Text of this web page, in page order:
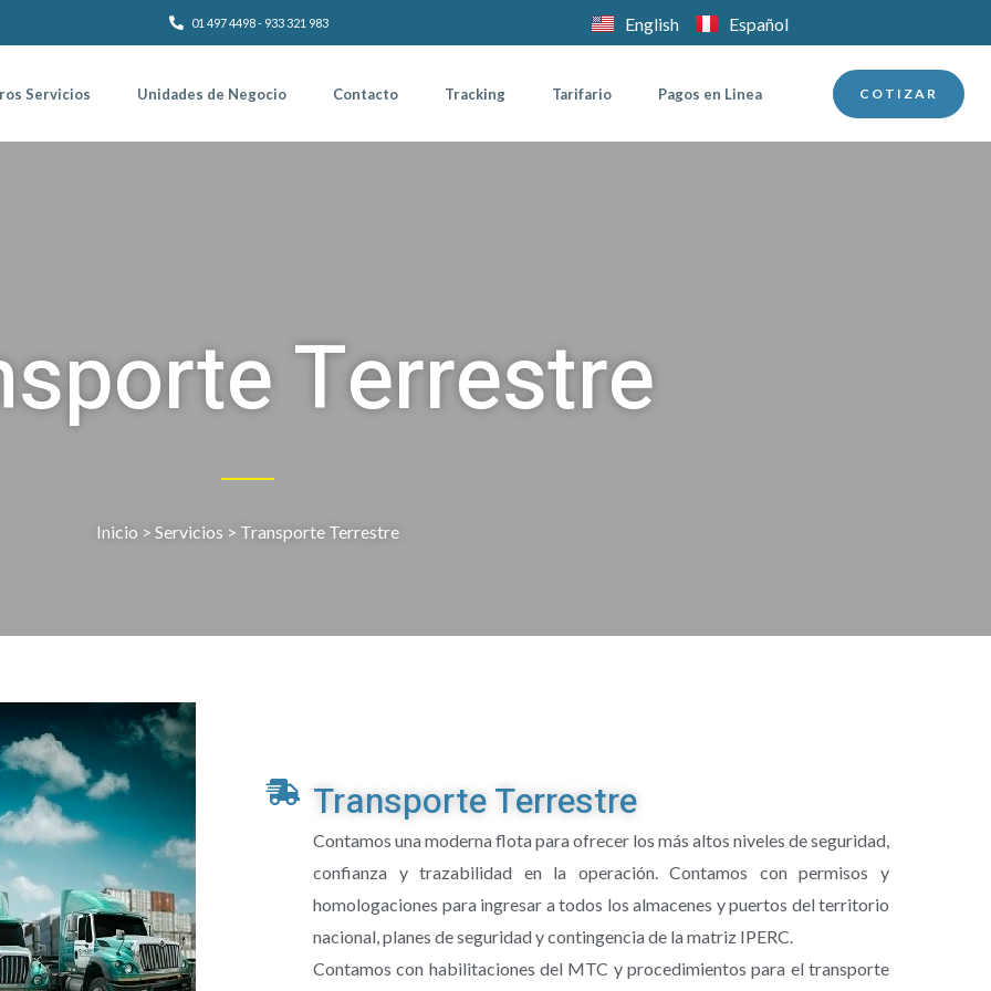
01 497 4498 - 933 321 983 English Español
Servicios Unidades de Negocio Contacto Tracking Tarifario Pagos en Linea COTIZAR
Terrestre
Inicio > Servicios > Transporte Terrestre
Transporte Terrestre
Contamos una moderna flota para ofrecer los más altos niveles de seguridad,
confianza y trazabilidad en la operación. Contamos con permisos y
homologaciones para ingresar a todos los almacenes y puertos del territorio
nacional, planes de seguridad y contingencia de la matriz IPERC.
Contamos con habilitaciones del MTC y procedimientos para el transporte